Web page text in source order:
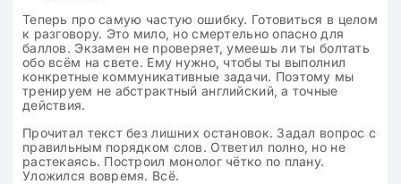
Теперь про самую частую ошибку. Готовиться в целом
к разговору. Это мило, но смертельно опасно для
баллов. Экзамен не проверяет, умеешь ли ты болтать
обо всём на свете. Ему нужно, чтобы ты выполнил
конкретные коммуникативные задачи. Поэтому мы
тренируем не абстрактный английский, а точные
действия.
Прочитал текст без лишних остановок. Задал вопрос с
правильным порядком слов. Ответил полно, но не
растекаясь. Построил монолог чётко по плану.
Уложился вовремя. Всё.